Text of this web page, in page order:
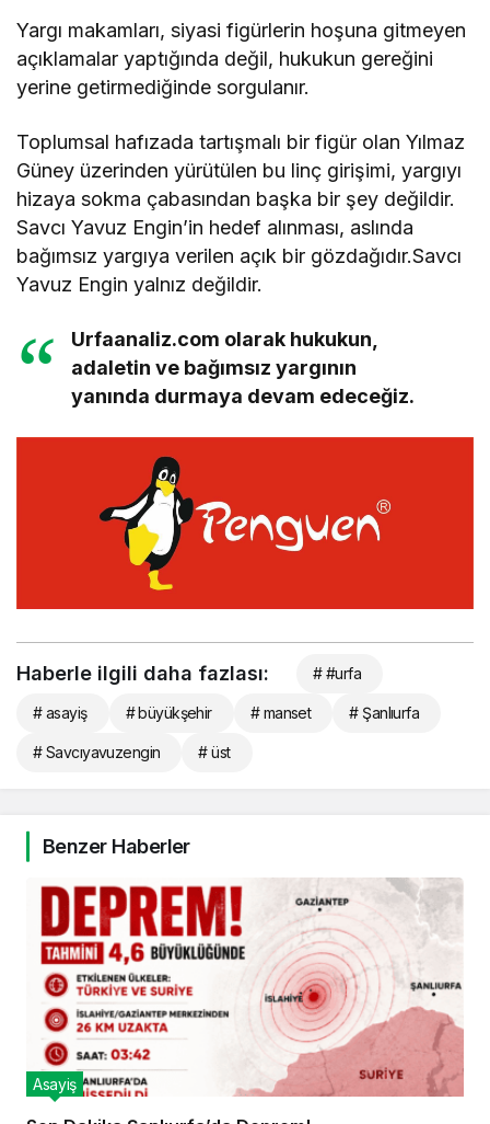
Yargı makamları, siyasi figürlerin hoşuna gitmeyen
açıklamalar yaptığında değil, hukukun gereğini
yerine getirmediğinde sorgulanır.
Toplumsal hafızada tartışmalı bir figür olan Yılmaz
Güney üzerinden yürütülen bu linç girişimi, yargıyı
hizaya sokma çabasından başka bir şey değildir.
Savcı Yavuz Engin’in hedef alınması, aslında
bağımsız yargıya verilen açık bir gözdağıdır.Savcı
Yavuz Engin yalnız değildir.
Urfaanaliz.com olarak hukukun,
adaletin ve bağımsız yargının
yanında durmaya devam edeceğiz.
Haberle ilgili daha fazlası: # #urfa
# asayiş # büyükşehir # manset # Şanlıurfa
# Savcıyavuzengin # üst
Benzer Haberler
Asayiş